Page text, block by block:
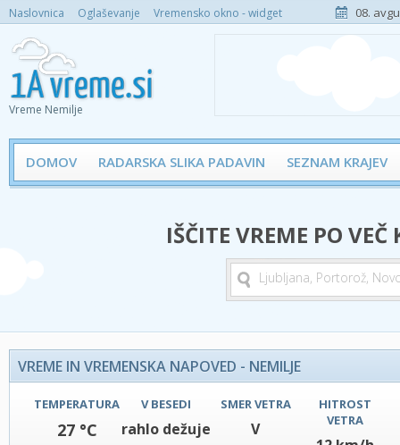
Naslovnica Oglaševanje Vremensko okno - widget 08.
Vreme Nemilje
DOMOV RADARSKA SLIKA PADAVIN SEZNAM KRAJEV
IŠČITE VREME PO
VREME IN VREMENSKA NAPOVED - NEMILJE
TEMPERATURA
27 °C
V BESEDI
rahlo dežuje
SMER VETRA
V
HITROST
VETRA